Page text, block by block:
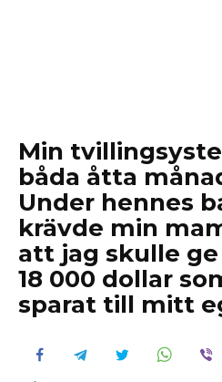
Min
båda åtta
Under hennes
krävde min
att jag skulle
18 000 dollar
sparat till mitt